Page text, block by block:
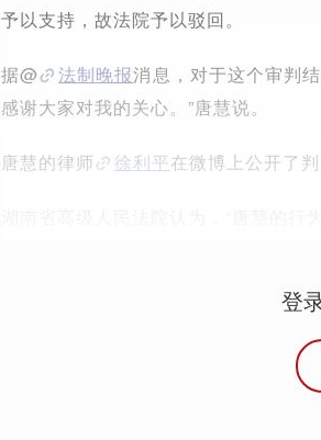
予以支持，故法院予以驳回。
据@ 法制晚报消息，对于这个审判
感谢大家对我的关心。”唐慧说。
唐慧的律师 徐利平在微博上公开了判
登